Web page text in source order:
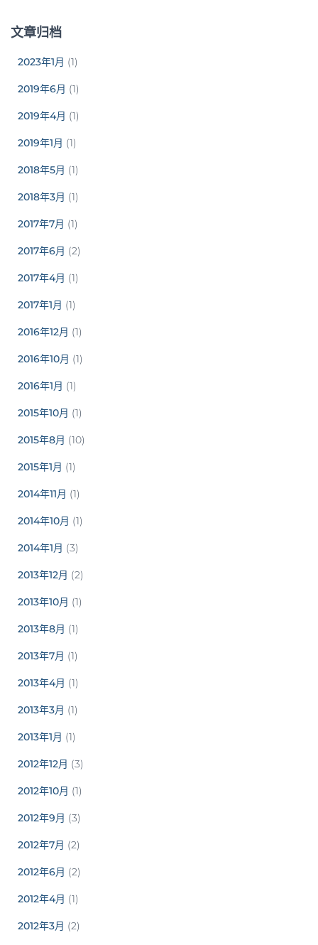
文章归档
2023年1月 (1)
2019年6月 (1)
2019年4月 (1)
2019年1月 (1)
2018年5月 (1)
2018年3月 (1)
2017年7月 (1)
2017年6月 (2)
2017年4月 (1)
2017年1月 (1)
2016年12月 (1)
2016年10月 (1)
2016年1月 (1)
2015年10月 (1)
2015年8月 (10)
2015年1月 (1)
2014年11月 (1)
2014年10月 (1)
2014年1月 (3)
2013年12月 (2)
2013年10月 (1)
2013年8月 (1)
2013年7月 (1)
2013年4月 (1)
2013年3月 (1)
2013年1月 (1)
2012年12月 (3)
2012年10月 (1)
2012年9月 (3)
2012年7月 (2)
2012年6月 (2)
2012年4月 (1)
2012年3月 (2)